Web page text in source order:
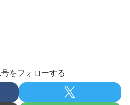
をフォローする